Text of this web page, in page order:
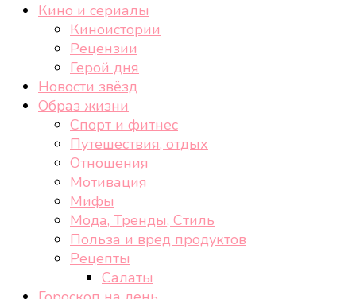
cheek-look.ru
Женский сайт о звездах и кино, а также трендах,
здоровом образе жизни, спорте, стиле, отдыхе и
Кино и сериалы
Киноистории
Рецензии
Герой дня
Новости звёзд
Образ жизни
Спорт и фитнес
Путешествия, отдых
Отношения
Мотивация
Мифы
Мода, Тренды, Стиль
Польза и вред продуктов
Рецепты
Салаты